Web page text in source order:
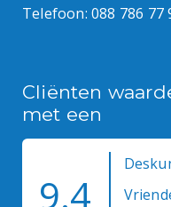
Telefoon: 088 786 77
Cliënten
met een
9.4